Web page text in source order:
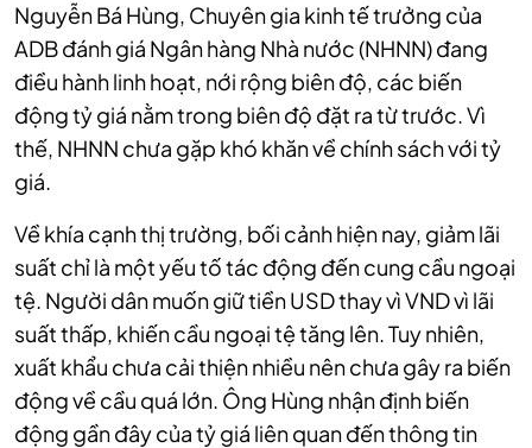
Nguyễn Bá Hùng, Chuyên gia kinh tế trưởng của
ADB đánh giá Ngân hàng Nhà nước (NHNN) đang
điều hành linh hoạt, nới rộng biên độ, các biến
động tỷ giá nằm trong biên độ đặt ra từ trước. Vì
thế, NHNN chưa gặp khó khăn về chính sách với tỷ
giá.
Về khía cạnh thị trường, bối cảnh hiện nay, giảm lãi
suất chỉ là một yếu tố tác động đến cung cầu ngoại
tệ. Người dân muốn giữ tiền USD thay vì VND vì lãi
suất thấp, khiến cầu ngoại tệ tăng lên. Tuy nhiên,
xuất khẩu chưa cải thiện nhiều nên chưa gây ra biến
động về cầu quá lớn. Ông Hùng nhận định biến
động gần đây của tỷ giá liên quan đến thông tin